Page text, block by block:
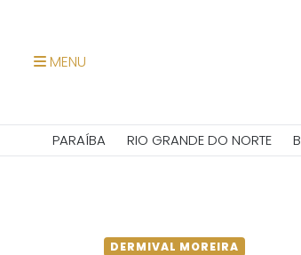
MENU
PARAÍBA RIO GRANDE DO NORTE
DERMIVAL MOREIRA